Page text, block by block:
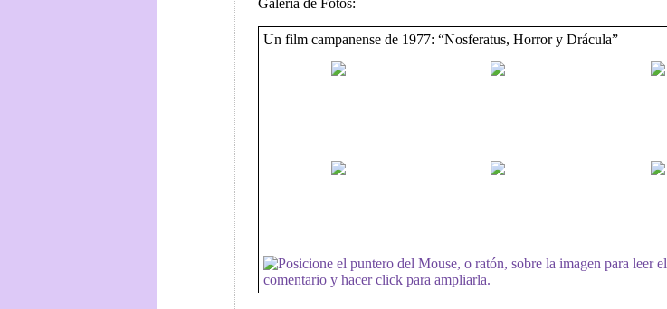
Galería de Fotos:
Un film campanense de 1977: “Nosferatus, Horror y Drácula”
Posicione el puntero del Mouse, o ratón, sobre la imagen para leer el
comentario y hacer click para ampliarla.